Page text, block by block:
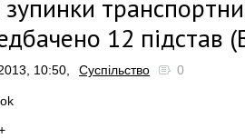
12 підстав
10:50, Суспільство 0